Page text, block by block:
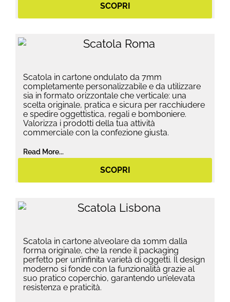
SCOPRI
Scatola in cartone ondulato da 7mm
completamente personalizzabile e da utilizzare
sia in formato orizzontale che verticale: una
scelta originale, pratica e sicura per racchiudere
e spedire oggettistica, regali e bomboniere.
Valorizza i prodotti della tua attività
commerciale con la confezione giusta.
Read More...
SCOPRI
Scatola in cartone alveolare da 10mm dalla
forma originale, che la rende il packaging
perfetto per un’infinita varietà di oggetti. Il design
moderno si fonde con la funzionalità grazie al
suo pratico coperchio, garantendo un’elevata
resistenza e praticità.